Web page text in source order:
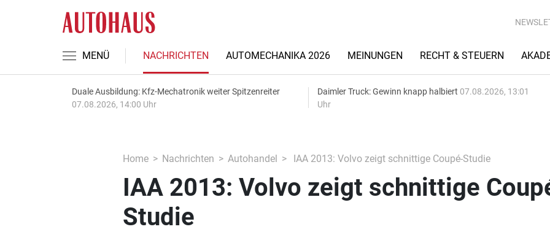
MENÜ NACHRICHTEN AUTOMECHANIKA 2026 MEINUNGEN RECHT & STEUERN
Duale Ausbildung: Kfz-Mechatronik weiter Spitzenreiter
07.08.2026, 14:00 Uhr
Daimler Truck: Gewinn knapp halbiert 07.08.2026, 13:01
Uhr
Home Nachrichten Autohandel IAA 2013: Volvo zeigt schnittige Coupé-Studie
IAA 2013: Volvo zeigt schnittige
Studie